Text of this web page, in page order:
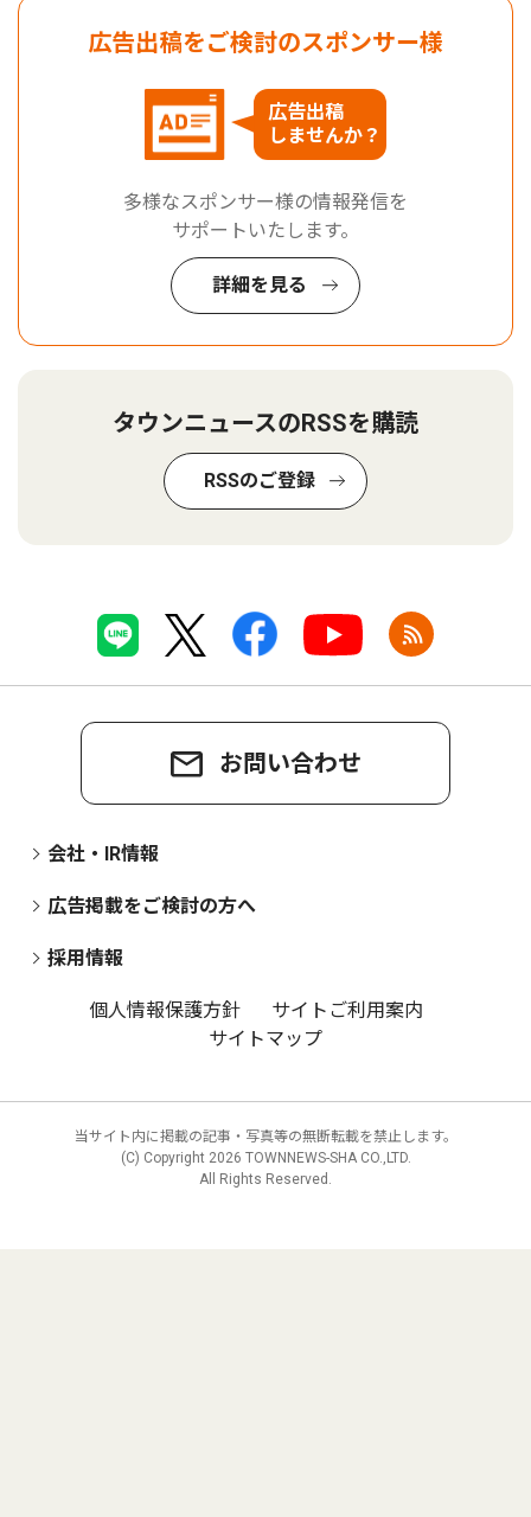
広告出稿をご検討のスポンサー様
広告出稿
しませんか？
多様なスポンサー様の情報発信を
サポートいたします。
詳細を見る
タウンニュースのRSSを購読
RSSのご登録
お問い合わせ
会社・IR情報
広告掲載をご検討の方へ
採用情報
個人情報保護方針
サイトご利用案内
サイトマップ
当サイト内に掲載の記事・写真等の無断転載を禁止します。
(C) Copyright 2026 TOWNNEWS-SHA CO.,LTD.
All Rights Reserved.